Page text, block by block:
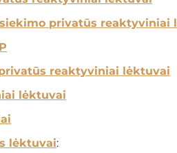
privatūs reaktyviniai
reaktyviniai lėktuvai
lėktuvai
lėktuvai: